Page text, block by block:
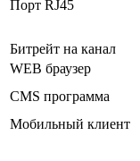
Порт RJ45
Битрейт на канал
WEB браузер
CMS программа
Мобильный клиент